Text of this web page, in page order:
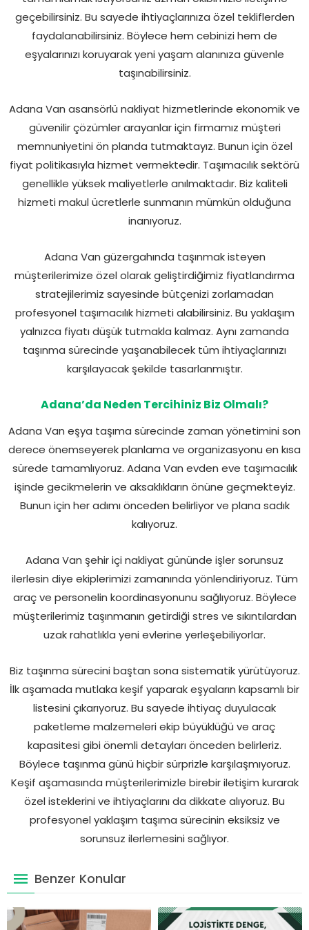
geçebilirsiniz. Bu sayede ihtiyaçlarınıza özel tekliflerden
faydalanabilirsiniz. Böylece hem cebinizi hem de
eşyalarınızı koruyarak yeni yaşam alanınıza güvenle
taşınabilirsiniz.
Adana Van asansörlü nakliyat hizmetlerinde ekonomik ve
güvenilir çözümler arayanlar için firmamız müşteri
memnuniyetini ön planda tutmaktayız. Bunun için özel
fiyat politikasıyla hizmet vermektedir. Taşımacılık sektörü
genellikle yüksek maliyetlerle anılmaktadır. Biz kaliteli
hizmeti makul ücretlerle sunmanın mümkün olduğuna
inanıyoruz.
Adana Van güzergahında taşınmak isteyen
müşterilerimize özel olarak geliştirdiğimiz fiyatlandırma
stratejilerimiz sayesinde bütçenizi zorlamadan
profesyonel taşımacılık hizmeti alabilirsiniz. Bu yaklaşım
yalnızca fiyatı düşük tutmakla kalmaz. Aynı zamanda
taşınma sürecinde yaşanabilecek tüm ihtiyaçlarınızı
karşılayacak şekilde tasarlanmıştır.
Adana’da Neden Tercihiniz Biz Olmalı?
Adana Van eşya taşıma sürecinde zaman yönetimini son
derece önemseyerek planlama ve organizasyonu en kısa
sürede tamamlıyoruz. Adana Van evden eve taşımacılık
işinde gecikmelerin ve aksaklıkların önüne geçmekteyiz.
Bunun için her adımı önceden belirliyor ve plana sadık
kalıyoruz.
Adana Van şehir içi nakliyat gününde işler sorunsuz
ilerlesin diye ekiplerimizi zamanında yönlendiriyoruz. Tüm
araç ve personelin koordinasyonunu sağlıyoruz. Böylece
müşterilerimiz taşınmanın getirdiği stres ve sıkıntılardan
uzak rahatlıkla yeni evlerine yerleşebiliyorlar.
Biz taşınma sürecini baştan sona sistematik yürütüyoruz.
İlk aşamada mutlaka keşif yaparak eşyaların kapsamlı bir
listesini çıkarıyoruz. Bu sayede ihtiyaç duyulacak
paketleme malzemeleri ekip büyüklüğü ve araç
kapasitesi gibi önemli detayları önceden belirleriz.
Böylece taşınma günü hiçbir sürprizle karşılaşmıyoruz.
Keşif aşamasında müşterilerimizle birebir iletişim kurarak
özel isteklerini ve ihtiyaçlarını da dikkate alıyoruz. Bu
profesyonel yaklaşım taşıma sürecinin eksiksiz ve
sorunsuz ilerlemesini sağlıyor.
Benzer Konular